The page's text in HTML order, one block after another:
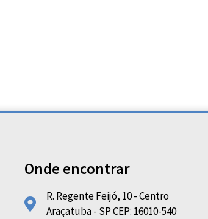
Onde encontrar
R. Regente Feijó, 10 - Centro
Araçatuba - SP CEP: 16010-540